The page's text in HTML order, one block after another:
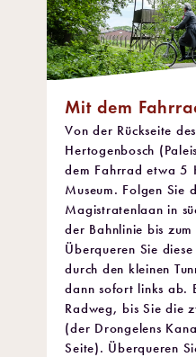
Mit dem
Von der Rückseite
Hertogenbosch
dem Fahrrad etwa 5
Museum. Folgen Sie
Magistratenlaan in
der Bahnlinie bis zum
Überqueren Sie
durch den kleinen
dann sofort links ab.
Radweg, bis Sie die
(der Drongelens
Seite). Überqueren